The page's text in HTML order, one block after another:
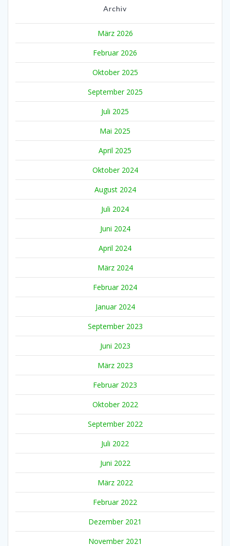
Archiv
März 2026
Februar 2026
Oktober 2025
September 2025
Juli 2025
Mai 2025
April 2025
Oktober 2024
August 2024
Juli 2024
Juni 2024
April 2024
März 2024
Februar 2024
Januar 2024
September 2023
Juni 2023
März 2023
Februar 2023
Oktober 2022
September 2022
Juli 2022
Juni 2022
März 2022
Februar 2022
Dezember 2021
November 2021